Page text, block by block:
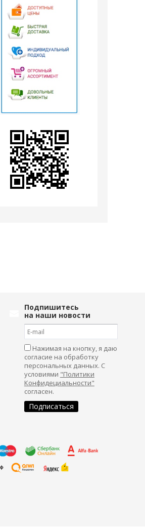
Подпишитесь
на наши новости
Нажимая на кнопку, я даю
согласие на обработку
персональных данных. С
условиями "Политики
Конфидециальности"
согласен.